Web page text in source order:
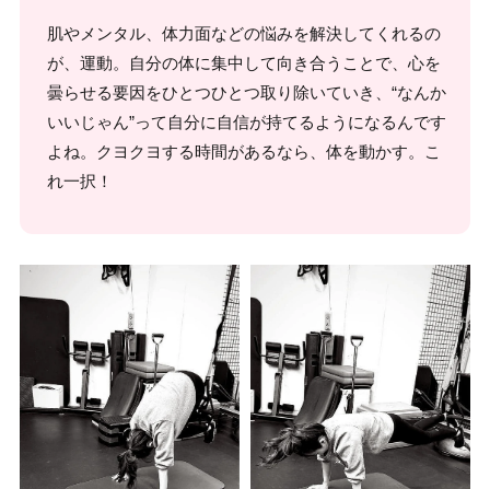
肌やメンタル、体力面などの悩みを解決してくれるの
が、運動。自分の体に集中して向き合うことで、心を
曇らせる要因をひとつひとつ取り除いていき、“なんか
いいじゃん”って自分に自信が持てるようになるんです
よね。クヨクヨする時間があるなら、体を動かす。こ
れ一択！